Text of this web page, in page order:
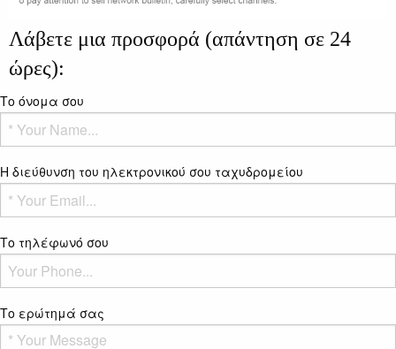
Λάβετε μια προσφορά (απάντηση σε 24
ώρες):
Το όνομα σου
Η διεύθυνση του ηλεκτρονικού σου ταχυδρομείου
Το τηλέφωνό σου
Το ερώτημά σας